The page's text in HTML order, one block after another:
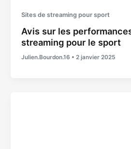
Sites de streaming pour sport
Avis sur les
streaming pour le sport
Julien.Bourdon.16 •2 janvier 2025